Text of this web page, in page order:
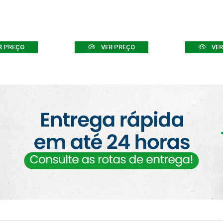
PREÇO VER PREÇO